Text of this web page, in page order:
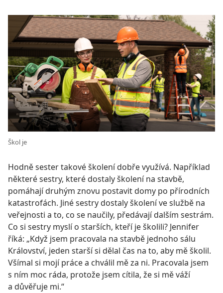
Škol je
Hodně sester takové školení dobře využívá. Například
některé sestry, které dostaly školení na stavbě,
pomáhají druhým znovu postavit domy po přírodních
katastrofách. Jiné sestry dostaly školení ve službě na
veřejnosti a to, co se naučily, předávají dalším sestrám.
Co si sestry myslí o starších, kteří je školili? Jennifer
říká: „Když jsem pracovala na stavbě jednoho sálu
Království, jeden starší si dělal čas na to, aby mě školil.
Všímal si mojí práce a chválil mě za ni. Pracovala jsem
s ním moc ráda, protože jsem cítila, že si mě váží
a důvěřuje mi.“